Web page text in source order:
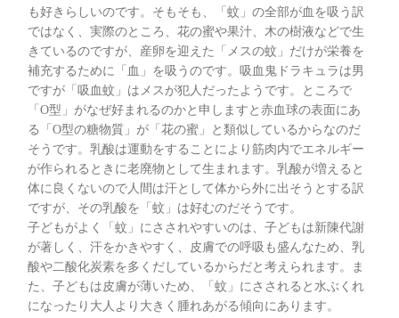
も好きらしいのです。そもそも、「蚊」の全部が血を吸う訳
ではなく、実際のところ、花の蜜や果汁、木の樹液などで生
きているのですが、産卵を迎えた「メスの蚊」だけが栄養を
補充するために「血」を吸うのです。吸血鬼ドラキュラは男
ですが「吸血蚊」はメスが犯人だったようです。ところで
「O型」がなぜ好まれるのかと申しますと赤血球の表面にあ
る「O型の糖物質」が「花の蜜」と類似しているからなのだ
そうです。乳酸は運動をすることにより筋肉内でエネルギー
が作られるときに老廃物として生まれます。乳酸が増えると
体に良くないので人間は汗として体から外に出そうとする訳
ですが、その乳酸を「蚊」は好むのだそうです。
子どもがよく「蚊」にさされやすいのは、子どもは新陳代謝
が著しく、汗をかきやすく、皮膚での呼吸も盛んなため、乳
酸や二酸化炭素を多くだしているからだと考えられます。ま
た、子どもは皮膚が薄いため、「蚊」にさされると水ぶくれ
になったり大人より大きく腫れあがる傾向にあります。